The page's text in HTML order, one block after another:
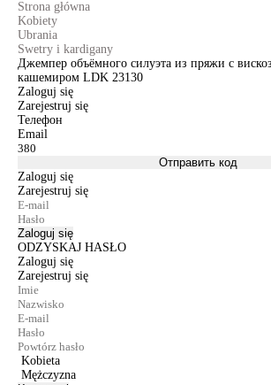
Strona główna
Kobiety
Ubrania
Swetry i kardigany
Джемпер объёмного силуэта из пряжи с
кашемиром LDK 23130
Zaloguj się
Zarejestruj się
Телефон
Email
Отправить код
Zaloguj się
Zarejestruj się
Zaloguj się
ODZYSKAJ HASŁO
Zaloguj się
Zarejestruj się
Kobieta
Mężczyzna